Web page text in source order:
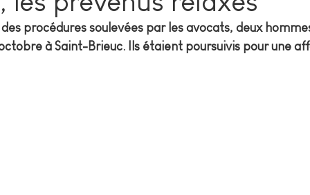
des procédures soulevées par les avocats, deux
à Saint-Brieuc. Ils étaient poursuivis pour une